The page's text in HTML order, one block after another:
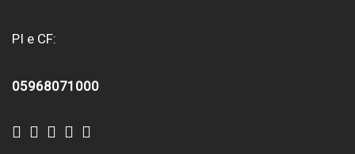
PI e CF:
05968071000